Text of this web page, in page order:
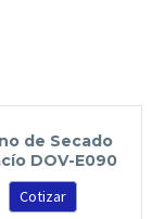
de Secado
DOV-E090
Cotizar